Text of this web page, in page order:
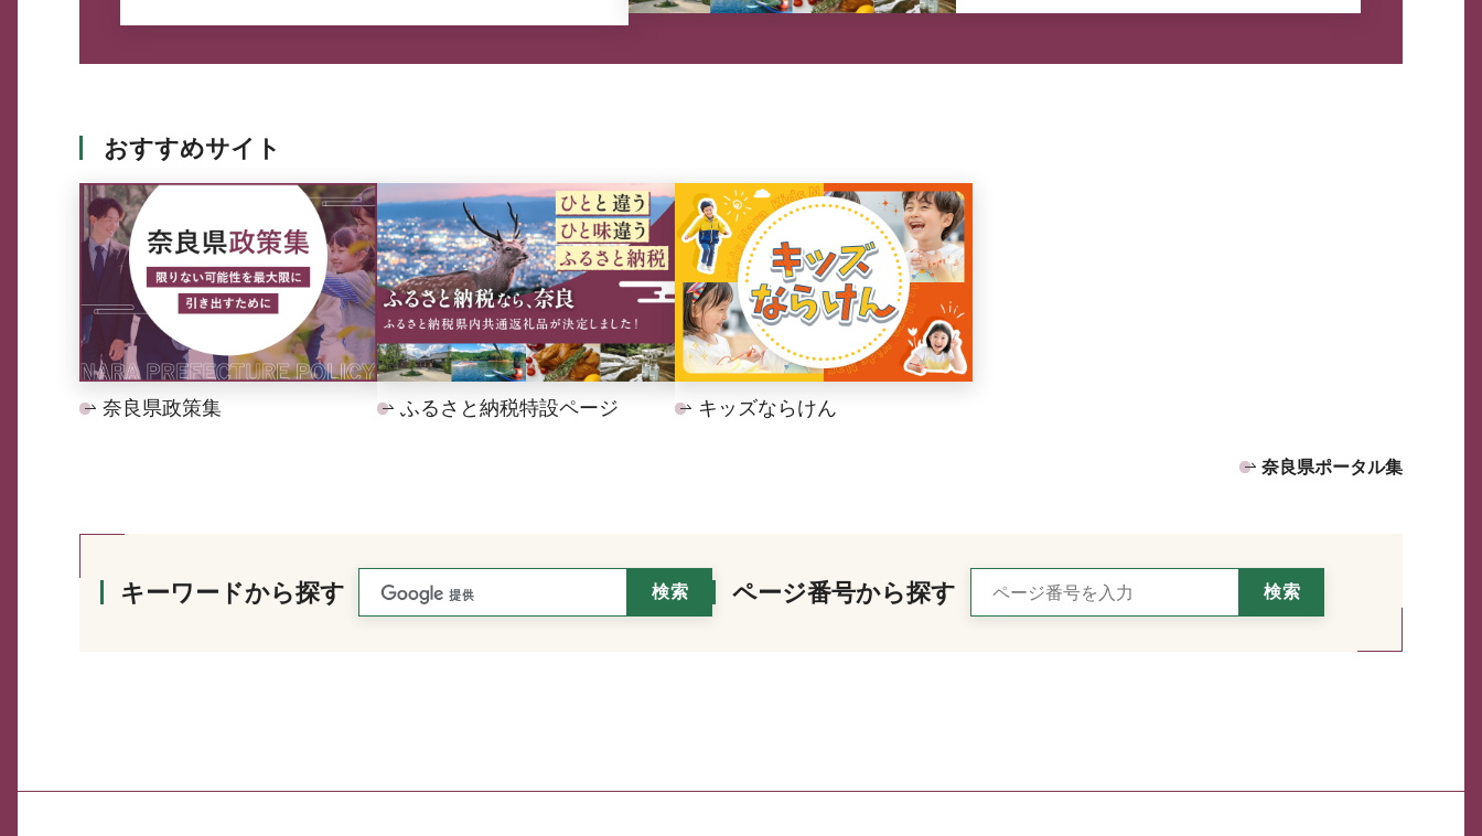
おすすめサイト
奈良県政策集 ふるさと納税特設ページ キッズならけん
奈良県ポータル集
キーワードから探す ページ番号から探す